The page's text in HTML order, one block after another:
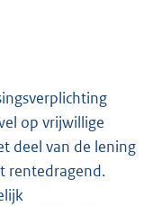
op vrijwillige
deel van de lening
rentedragend.